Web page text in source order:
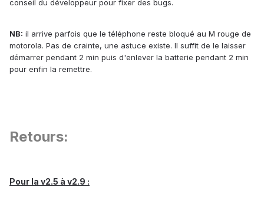
conseil du développeur pour fixer des bugs.
NB: il arrive parfois que le téléphone reste bloqué au M rouge de
motorola. Pas de crainte, une astuce existe. Il suffit de le laisser
démarrer pendant 2 min puis d'enlever la batterie pendant 2 min
pour enfin la remettre.
Retours:
Pour la v2.5 à v2.9 :